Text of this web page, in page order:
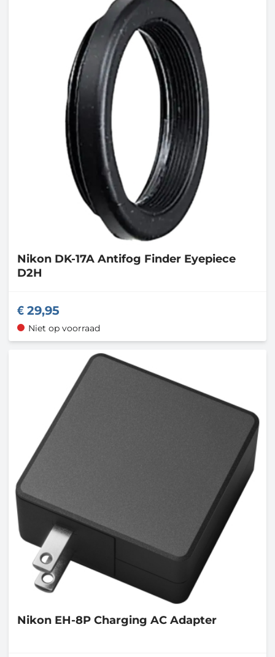
Nikon DK-17A Antifog Finder Eyepiece
D2H
29,95
Niet op voorraad
Nikon EH-8P Charging AC Adapter